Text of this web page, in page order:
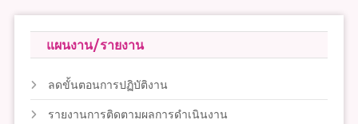
แผนงาน/รายงาน
ลดขั้นตอนการปฏิบัติงาน
รายงานการติดตามผลการดำเนินงาน